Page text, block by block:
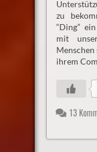
zu
“Ding”
mit
ihrem
13